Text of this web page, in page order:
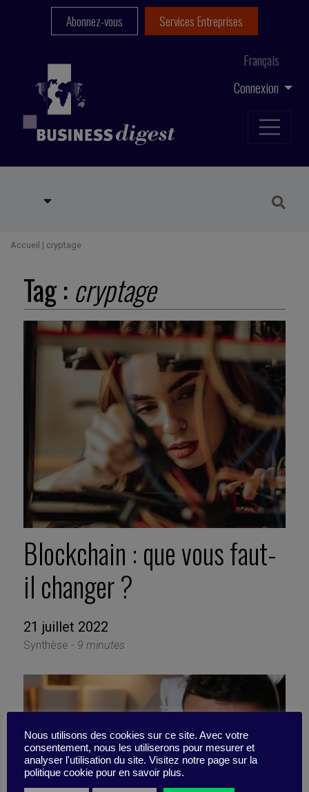
Connexion
Français
Abonnez-vous Services Entreprises
Accueil | cryptage
Tag : cryptage
Blockchain : que vous faut-
il changer ?
21 juillet 2022
Synthèse - 9 minutes
Nous utilisons des cookies sur ce site. Avec votre
consentement, nous les utiliserons pour mesurer et
analyser l'utilisation du site. Visitez notre page sur la
politique cookie pour en savoir plus.